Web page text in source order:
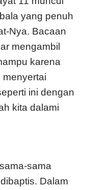
yang penuh
Nya. Bacaan
mengambil
karena
ini dengan
kita dalami
sama
Dalam